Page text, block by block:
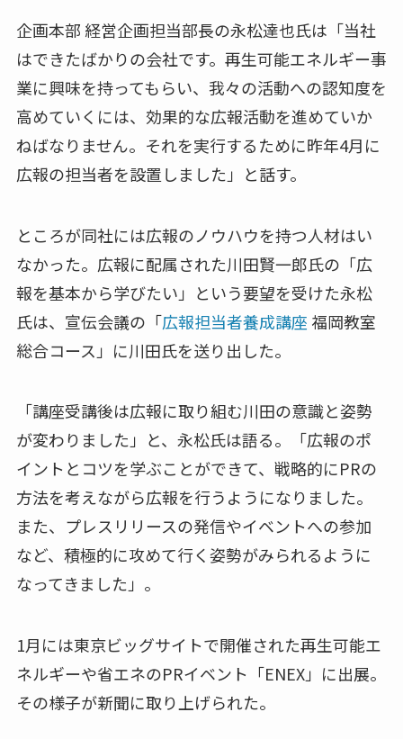
企画本部 経営企画担当部長の永松達也氏は「当社
はできたばかりの会社です。再生可能エネルギー事
業に興味を持ってもらい、我々の活動への認知度を
高めていくには、効果的な広報活動を進めていか
ねばなりません。それを実行するために昨年4月に
広報の担当者を設置しました」と話す。
ところが同社には広報のノウハウを持つ人材はい
なかった。広報に配属された川田賢一郎氏の「広
報を基本から学びたい」という要望を受けた永松
氏は、宣伝会議の「広報担当者養成講座 福岡教室
総合コース」に川田氏を送り出した。
「講座受講後は広報に取り組む川田の意識と姿勢
が変わりました」と、永松氏は語る。「広報のポ
イントとコツを学ぶことができて、戦略的にPRの
方法を考えながら広報を行うようになりました。
また、プレスリリースの発信やイベントへの参加
など、積極的に攻めて行く姿勢がみられるように
なってきました」。
1月には東京ビッグサイトで開催された再生可能エ
ネルギーや省エネのPRイベント「ENEX」に出展。
その様子が新聞に取り上げられた。